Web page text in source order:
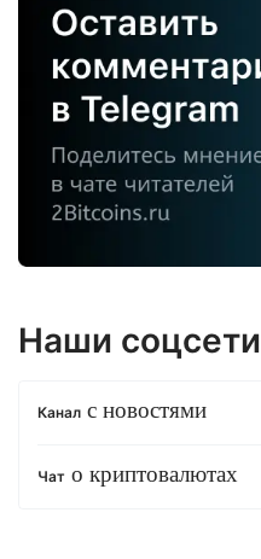
Наши соцсети
Канал с новостями
Чат о криптовалютах